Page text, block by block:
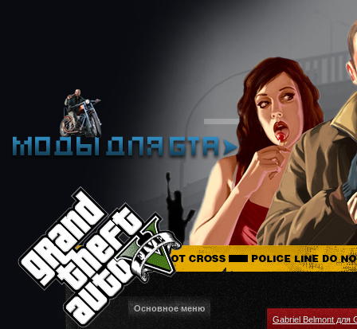
Основное меню
Gabriel Belmont для